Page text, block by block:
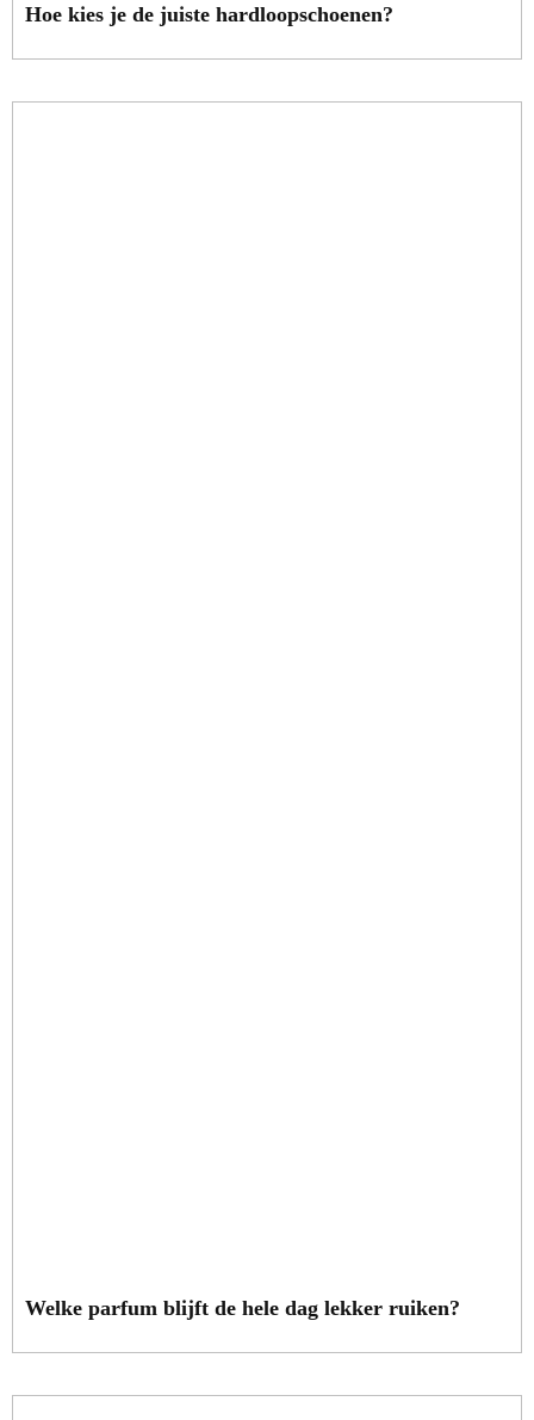
Hoe kies je de juiste hardloopschoenen?
Welke parfum blijft de hele dag lekker ruiken?